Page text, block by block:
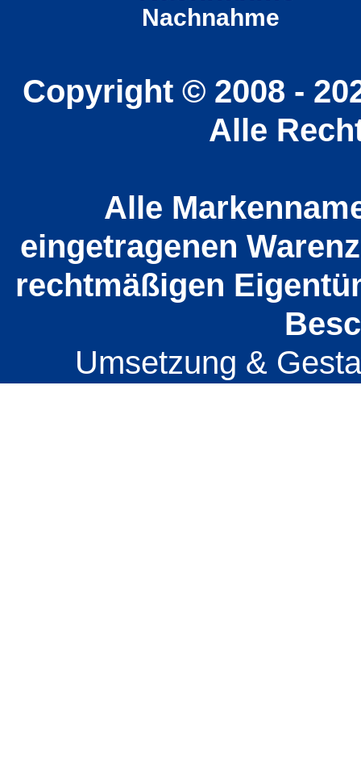
Nachnahme
Copyright © 2008 -
Alle
Alle
eingetragenen
rechtmäßigen
Umsetzung &